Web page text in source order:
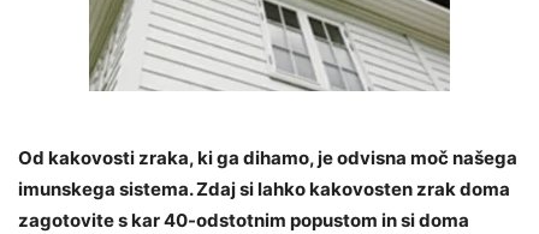
Od kakovosti zraka, ki ga dihamo, je odvisna moč našega
imunskega sistema. Zdaj si lahko kakovosten zrak doma
zagotovite s kar 40-odstotnim popustom in si doma